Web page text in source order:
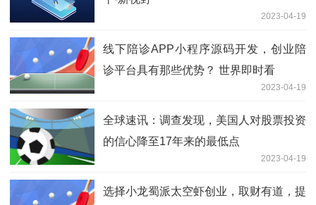
2023-04-19
线下陪诊APP小程序源码开发，创业陪
诊平台具有那些优势？ 世界即时看
2023-04-19
全球速讯：调查发现，美国人对股票投资
的信心降至17年来的最低点
2023-04-19
选择小龙蜀派太空虾创业，取财有道，提